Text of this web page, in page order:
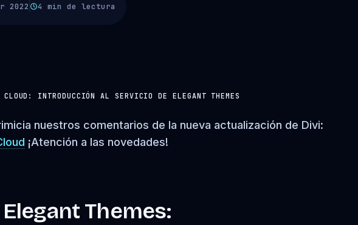
2022 4 min de lectura
INTRODUCCIÓN AL SERVICIO DE ELEGANT THEMES
nuestros comentarios de la nueva actualización de Divi:
¡Atención a las novedades!
Themes: